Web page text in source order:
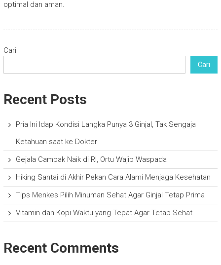
optimal dan aman.
Cari
Cari
Recent Posts
Pria Ini Idap Kondisi Langka Punya 3 Ginjal, Tak Sengaja
Ketahuan saat ke Dokter
Gejala Campak Naik di RI, Ortu Wajib Waspada
Hiking Santai di Akhir Pekan Cara Alami Menjaga Kesehatan
Tips Menkes Pilih Minuman Sehat Agar Ginjal Tetap Prima
Vitamin dan Kopi Waktu yang Tepat Agar Tetap Sehat
Recent Comments